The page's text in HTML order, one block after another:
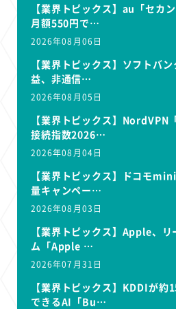
【業界トピックス】au「セカ
月額550円で…
2026年08月06日
【業界トピックス】ソフトバ
益、非通信…
2026年08月05日
【業界トピックス】NordVPN
接続指数2026…
2026年08月04日
【業界トピックス】ドコモ
量キャンペー…
2026年08月03日
【業界トピックス】Apple、
ム「Apple …
2026年07月31日
【業界トピックス】KDDIが約
できるAI「Bu…